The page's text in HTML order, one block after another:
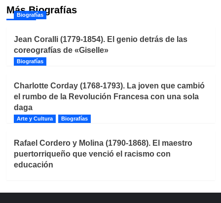
Más Biografías
Biografías
Jean Coralli (1779-1854). El genio detrás de las
coreografías de «Giselle»
Biografías
Charlotte Corday (1768-1793). La joven que cambió
el rumbo de la Revolución Francesa con una sola
daga
Arte y Cultura Biografías
Rafael Cordero y Molina (1790-1868). El maestro
puertorriqueño que venció el racismo con
educación